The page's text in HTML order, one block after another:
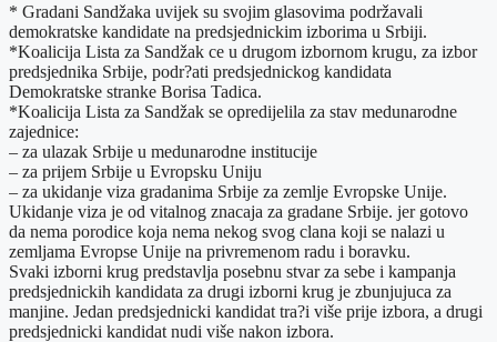
* Gradani Sandžaka uvijek su svojim glasovima podržavali
demokratske kandidate na predsjednickim izborima u Srbiji.
*Koalicija Lista za Sandžak ce u drugom izbornom krugu, za izbor
predsjednika Srbije, podr?ati predsjednickog kandidata
Demokratske stranke Borisa Tadica.
*Koalicija Lista za Sandžak se opredijelila za stav medunarodne
zajednice:
– za ulazak Srbije u medunarodne institucije
– za prijem Srbije u Evropsku Uniju
– za ukidanje viza gradanima Srbije za zemlje Evropske Unije.
Ukidanje viza je od vitalnog znacaja za gradane Srbije. jer gotovo
da nema porodice koja nema nekog svog clana koji se nalazi u
zemljama Evropse Unije na privremenom radu i boravku.
Svaki izborni krug predstavlja posebnu stvar za sebe i kampanja
predsjednickih kandidata za drugi izborni krug je zbunjujuca za
manjine. Jedan predsjednicki kandidat tra?i više prije izbora, a drugi
predsjednicki kandidat nudi više nakon izbora.